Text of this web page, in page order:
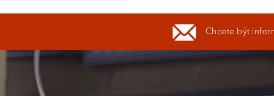
Chcete být